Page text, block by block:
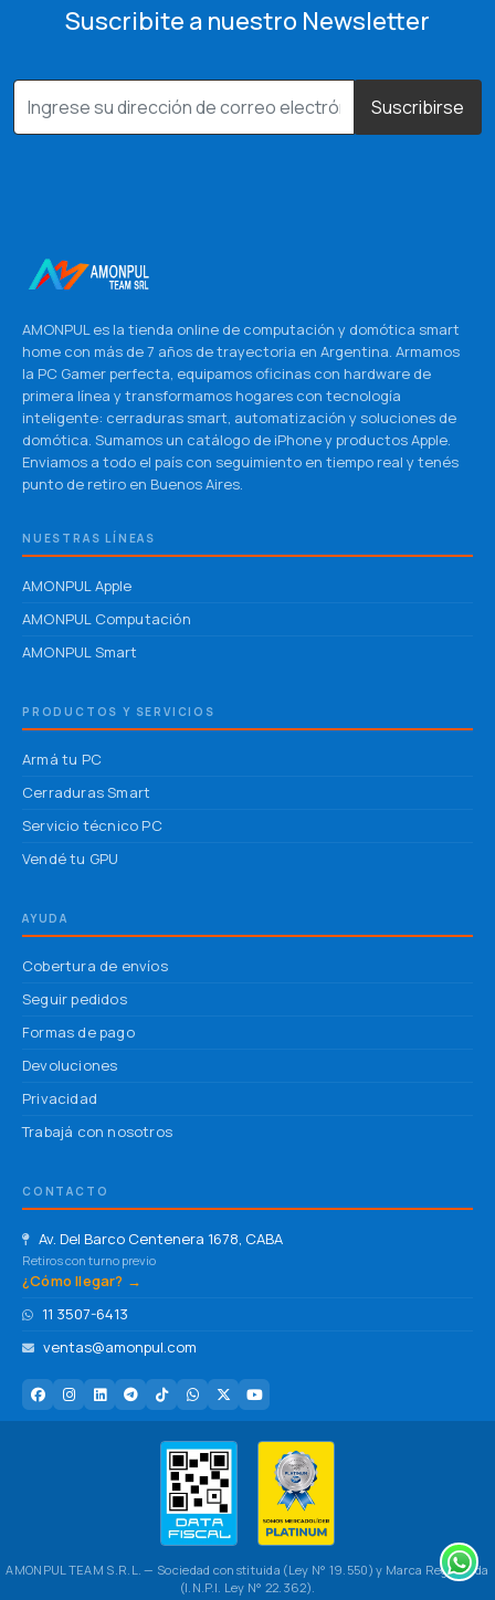
Suscribite a nuestro Newsletter
Suscribirse
AMONPUL es la tienda online de computación y domótica smart
home con más de 7 años de trayectoria en Argentina. Armamos
la PC Gamer perfecta, equipamos oficinas con hardware de
primera línea y transformamos hogares con tecnología
inteligente: cerraduras smart, automatización y soluciones de
domótica. Sumamos un catálogo de iPhone y productos Apple.
Enviamos a todo el país con seguimiento en tiempo real y tenés
punto de retiro en Buenos Aires.
NUESTRAS LÍNEAS
AMONPUL Apple
AMONPUL Computación
AMONPUL Smart
PRODUCTOS Y SERVICIOS
Armá tu PC
Cerraduras Smart
Servicio técnico PC
Vendé tu GPU
AYUDA
Cobertura de envíos
Seguir pedidos
Formas de pago
Devoluciones
Privacidad
Trabajá con nosotros
CONTACTO
Av. Del Barco Centenera 1678, CABA
Retiros con turno previo
¿Cómo llegar? →
11 3507-6413
ventas@amonpul.com
AMONPUL TEAM S.R.L. — Sociedad constituida (Ley N° 19.550) y Marca Registrada
(I.N.P.I. Ley N° 22.362).